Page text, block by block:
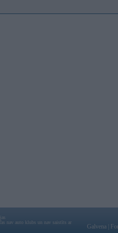
nav auto klubs un nav saistīts ar
Galvena